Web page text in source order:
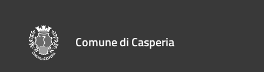
Comune di Casperia